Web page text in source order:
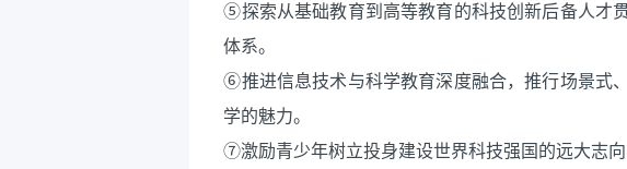
⑤探索从基础教育到高等教育的科技创新后备人才
体系。
⑥推进信息技术与科学教育深度融合，推行场景式
学的魅力。
⑦激励青少年树立投身建设世界科技强国的远大志